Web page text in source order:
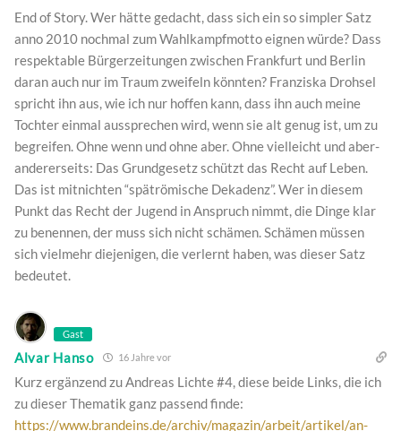
End of Story. Wer hätte gedacht, dass sich ein so simpler Satz
anno 2010 nochmal zum Wahlkampfmotto eignen würde? Dass
respektable Bürgerzeitungen zwischen Frankfurt und Berlin
daran auch nur im Traum zweifeln könnten? Franziska Drohsel
spricht ihn aus, wie ich nur hoffen kann, dass ihn auch meine
Tochter einmal aussprechen wird, wenn sie alt genug ist, um zu
begreifen. Ohne wenn und ohne aber. Ohne vielleicht und aber-
andererseits: Das Grundgesetz schützt das Recht auf Leben.
Das ist mitnichten “spätrömische Dekadenz”. Wer in diesem
Punkt das Recht der Jugend in Anspruch nimmt, die Dinge klar
zu benennen, der muss sich nicht schämen. Schämen müssen
sich vielmehr diejenigen, die verlernt haben, was dieser Satz
bedeutet.
Gast
Alvar Hanso 16 Jahre vor
Kurz ergänzend zu Andreas Lichte #4, diese beide Links, die ich
zu dieser Thematik ganz passend finde:
https://www.brandeins.de/archiv/magazin/arbeit/artikel/an-